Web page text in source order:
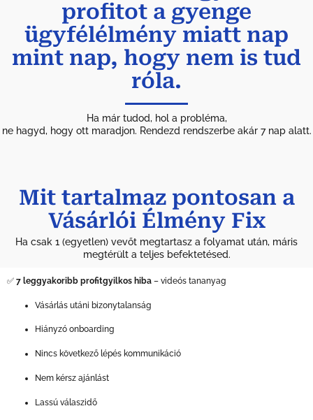
profitot a gyenge
ügyfélélmény miatt nap
mint nap, hogy nem is tud
róla.
Ha már tudod, hol a probléma,
ne hagyd, hogy ott maradjon. Rendezd rendszerbe akár 7 nap alatt.
Mit tartalmaz pontosan a
Vásárlói Élmény Fix
Ha csak 1 (egyetlen) vevőt megtartasz a folyamat után, máris
megtérült a teljes befektetésed.
✅ 7 leggyakoribb profitgyilkos hiba – videós tananyag
Vásárlás utáni bizonytalanság
Hiányzó onboarding
Nincs következő lépés kommunikáció
Nem kérsz ajánlást
Lassú válaszidő